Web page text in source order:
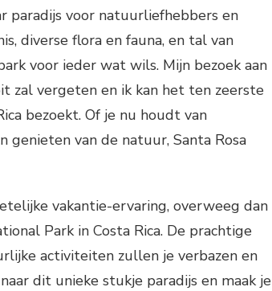
paradijs voor natuurliefhebbers en
diverse flora en fauna, en tal van
voor ieder wat wils. Mijn bezoek aan
zal vergeten en ik kan het ten zeerste
bezoekt. Of je nu houdt van
van de natuur, Santa Rosa
vakantie-ervaring, overweeg dan
Park in Costa Rica. De prachtige
activiteiten zullen je verbazen en
dit unieke stukje paradijs en maak je